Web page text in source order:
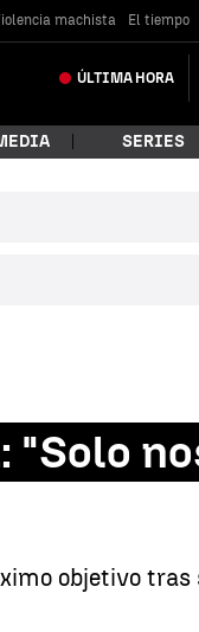
machista El tiempo
ÚLTIMA HORA
SERIES
"Solo
objetivo tras